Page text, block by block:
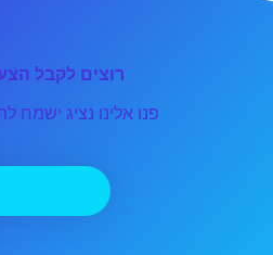
רוצים לקבל
פנו אלינו נציג ישמח